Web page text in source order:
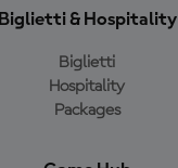
Biglietti & Hospitality
Biglietti
Hospitality
Packages